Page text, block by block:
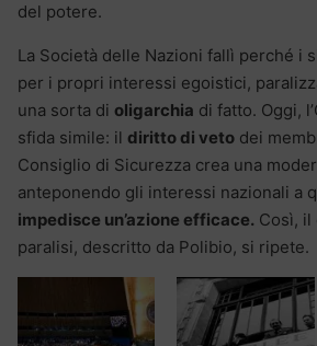
del potere.
La Società delle Nazioni fallì perché i
per i propri interessi egoistici,
una sorta di oligarchia di fatto. Oggi,
sfida simile: il diritto di veto dei
Consiglio di Sicurezza crea una
anteponendo gli interessi nazionali a
impedisce un’azione efficace. Così,
paralisi, descritto da Polibio, si ripete.